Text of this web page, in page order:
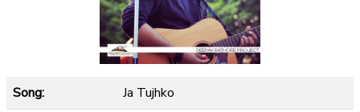
Song:
Ja Tujhko